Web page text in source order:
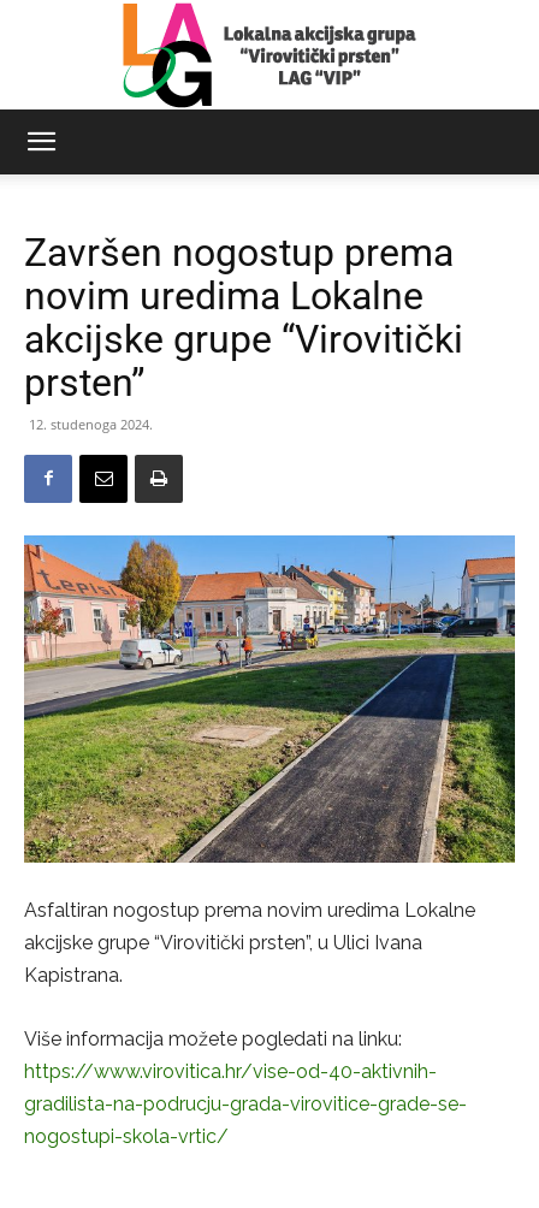
Virovitički
Završen nogostup prema
novim uredima Lokalne
akcijske grupe “Virovitički
prsten”
12. studenoga 2024.
Asfaltiran nogostup prema novim uredima Lokalne
akcijske grupe “Virovitički prsten”, u Ulici Ivana
Kapistrana.
Više informacija možete pogledati na linku:
https://www.virovitica.hr/vise-od-40-aktivnih-
gradilista-na-podrucju-grada-virovitice-grade-se-
nogostupi-skola-vrtic/